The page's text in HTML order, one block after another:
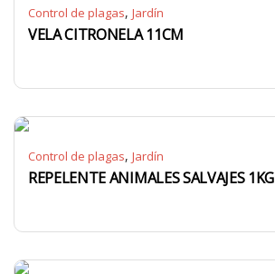
Control de plagas, Jardín
VELA CITRONELA 11CM
Control de plagas, Jardín
REPELENTE ANIMALES SALVAJES 1KG